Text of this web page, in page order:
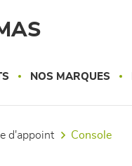
NOS MARQUES
d'appoint console